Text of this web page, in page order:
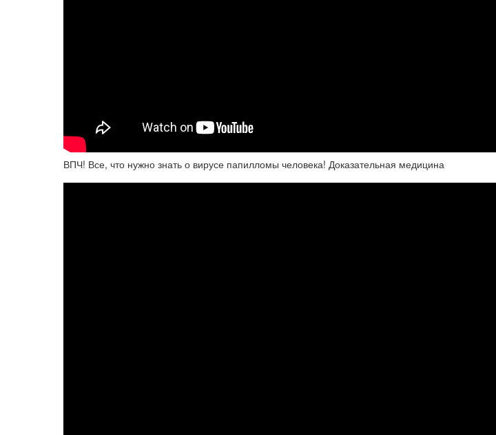
ВПЧ! Все, что нужно знать о вирусе папилломы человека! Доказательная медицина